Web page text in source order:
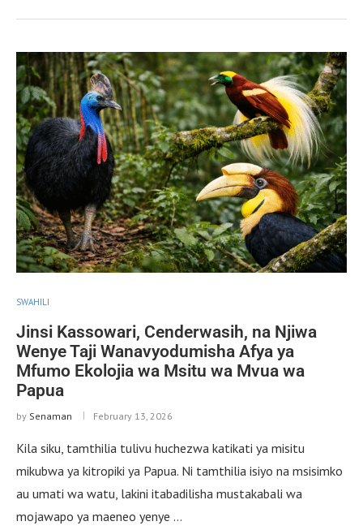
SWAHILI
Jinsi Kassowari, Cenderwasih, na Njiwa
Wenye Taji Wanavyodumisha Afya ya
Mfumo Ekolojia wa Msitu wa Mvua wa
Papua
by Senaman February 13, 2026
Kila siku, tamthilia tulivu huchezwa katikati ya misitu
mikubwa ya kitropiki ya Papua. Ni tamthilia isiyo na msisimko
au umati wa watu, lakini itabadilisha mustakabali wa
mojawapo ya maeneo yenye …